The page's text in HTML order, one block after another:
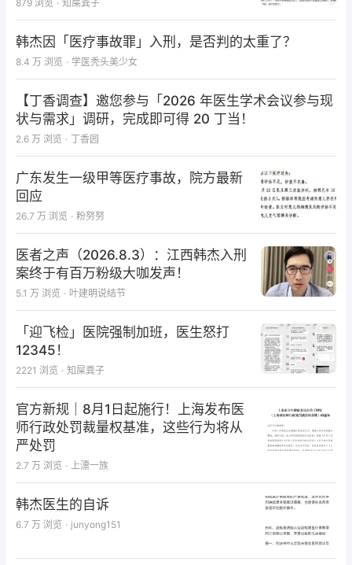
程偏长、与其他静脉药物联合使用等方面。
药评价与分析》杂志发表论文，对2019-2020年该院
住院患者中，使用人血白蛋白注射液的5685例相关数
据进行了调查与分析。结果表明，人血白蛋白在医院的
临床使用范围广，共涉及33个科室，以胸外科、普外
科患者用药量较多，用药原因多为防治低蛋白血症等。
论文还指出，白蛋白注射液在临床应用中仍存在一些误
区，需加强对其合理使用的监管力度，医师应严格掌握
人血白蛋白注射液的适应证，谨慎用药。
消耗巨大，超说明书用药问题突出
数据显示，我国人血白蛋白的使用量巨大。
首都医科大学附属北京天坛医院药学部霍记平等人对全
国9个地区、120家医疗机构的住院处方进行调查，时
间跨度为2016-2020年。结果显示：各医疗机构年均
消费金额为207695-2213604元，人血白蛋白消耗巨
大。
《共识》称，如果以美国大学医院联合会制订的《人血
白蛋白、非蛋白胶体溶液和晶体液的使用指南》作为评
价标准，成人用药的不合理率高达57.8%。而我国目前
尚未制订系统、全面的人血白蛋白临床应用管理的权威
879 浏览 · 知屎粪子
韩杰因「医疗事故罪」入刑，是否判的太重了？
8.4 万 浏览 · 学医秃头美少女
【丁香调查】邀您参与「2026 年医生学术会议参与现
状与需求」调研，完成即可得 20 丁当！
2.6 万 浏览 · 丁香园
广东发生一级甲等医疗事故，院方最新
回应
26.7 万 浏览 · 粉努努
医者之声（2026.8.3）：江西韩杰入刑
案终于有百万粉级大咖发声！
5.1 万 浏览 · 叶建明说结节
「迎飞检」医院强制加班，医生怒打
12345！
2221 浏览 · 知屎粪子
官方新规｜8月1日起施行！上海发布医
师行政处罚裁量权基准，这些行为将从
严处罚
2.7 万 浏览 · 上漂一族
韩杰医生的自诉
6.7 万 浏览 · junyong151